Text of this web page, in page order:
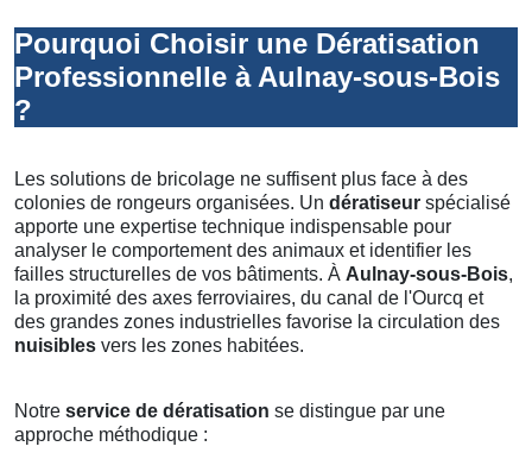
Pourquoi Choisir une Dératisation
Professionnelle à Aulnay-sous-Bois
?
Les solutions de bricolage ne suffisent plus face à des
colonies de rongeurs organisées. Un dératiseur spécialisé
apporte une expertise technique indispensable pour
analyser le comportement des animaux et identifier les
failles structurelles de vos bâtiments. À Aulnay-sous-Bois,
la proximité des axes ferroviaires, du canal de l'Ourcq et
des grandes zones industrielles favorise la circulation des
nuisibles vers les zones habitées.
Notre service de dératisation se distingue par une
approche méthodique :